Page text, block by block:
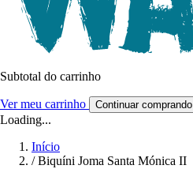
Subtotal do carrinho
Ver meu carrinho Continuar comprando
Loading...
Início
/ Biquíni Joma Santa Mónica II